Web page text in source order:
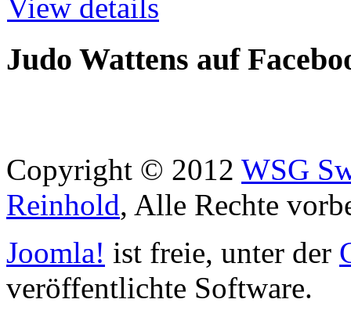
View details
Judo Wattens auf
Copyright © 2012 WSG
Reinhold, Alle Rechte
Joomla! ist freie, unter der
veröffentlichte Software.